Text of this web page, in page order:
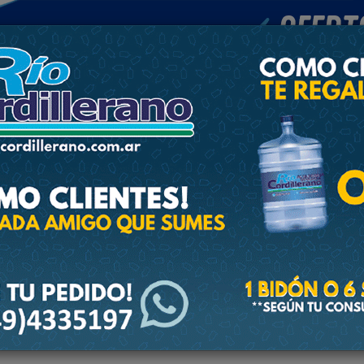
POLICIALES DEPORTES SOCIEDAD NACIONALES